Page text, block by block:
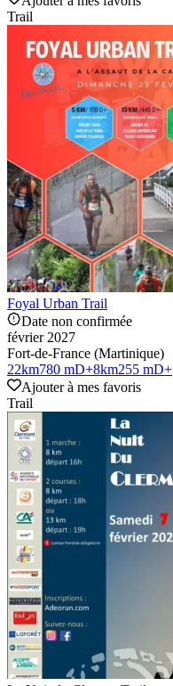
Trail
Foyal Urban Trail
Date non confirmée
février 2027
Fort-de-France (Martinique)
22km780 mD+8km255 mD+
Ajouter à mes favoris
Trail